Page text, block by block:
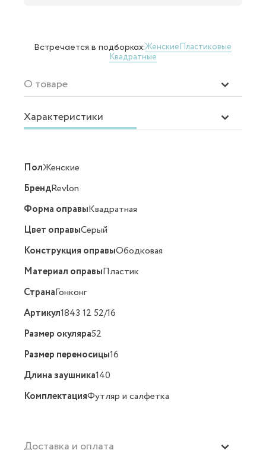
Встречается в подборках:ЖенскиеПластиковые
Квадратные
О товаре
Характеристики
ПолЖенские
БрендRevlon
Форма оправыКвадратная
Цвет оправыСерый
Конструкция оправыОбодковая
Материал оправыПластик
СтранаГонконг
Артикул1843 12 52/16
Размер окуляра52
Размер переносицы16
Длина заушника140
КомплектацияФутляр и салфетка
Доставка и оплата